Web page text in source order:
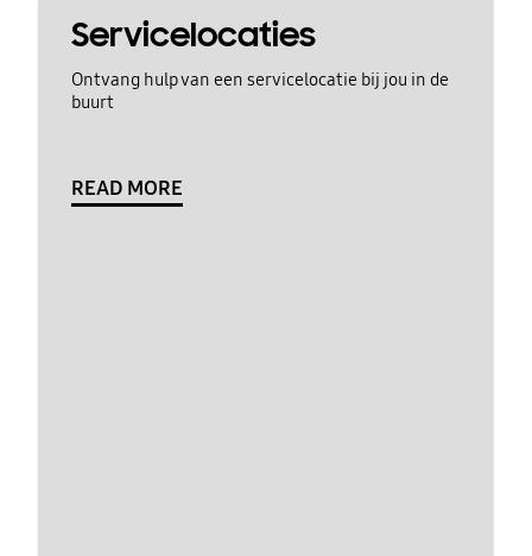
Servicelocaties
Ontvang hulp van een servicelocatie bij jou in de
buurt
READ MORE